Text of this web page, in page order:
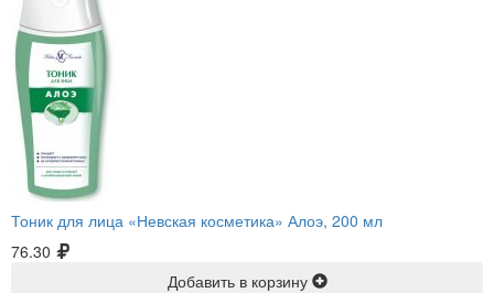
Тоник для лица «Невская косметика» Алоэ, 200 мл
76.30
Добавить в корзину